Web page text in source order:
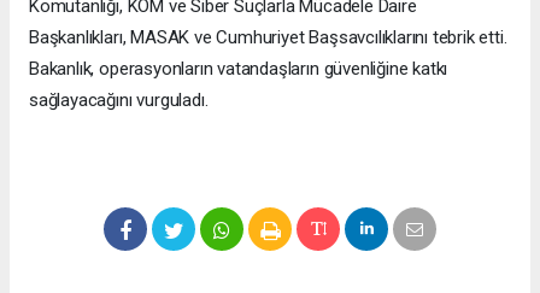
Komutanlığı, KOM ve Siber Suçlarla Mücadele Daire
Başkanlıkları, MASAK ve Cumhuriyet Başsavcılıklarını tebrik etti.
Bakanlık, operasyonların vatandaşların güvenliğine katkı
sağlayacağını vurguladı.